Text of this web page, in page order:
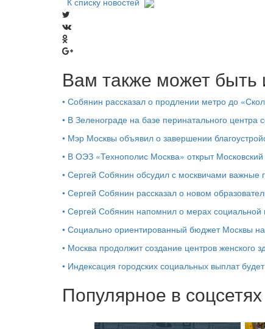
Вам также может быть
• Собянин рассказал о продлении метро до
• В Зеленограде на базе перинатального центра
• Мэр Москвы объявил о завершении
• В ОЭЗ «Технополис Москва» открыт
• Сергей Собянин обсудил с москвичами важные
• Сергей Собянин рассказал о новом
• Сергей Собянин напомнил о мерах
• Социально ориентированный бюджет Москвы
• Москва продолжит создание центров женского
• Индексация городских социальных выплат
Популярное в соцсетях